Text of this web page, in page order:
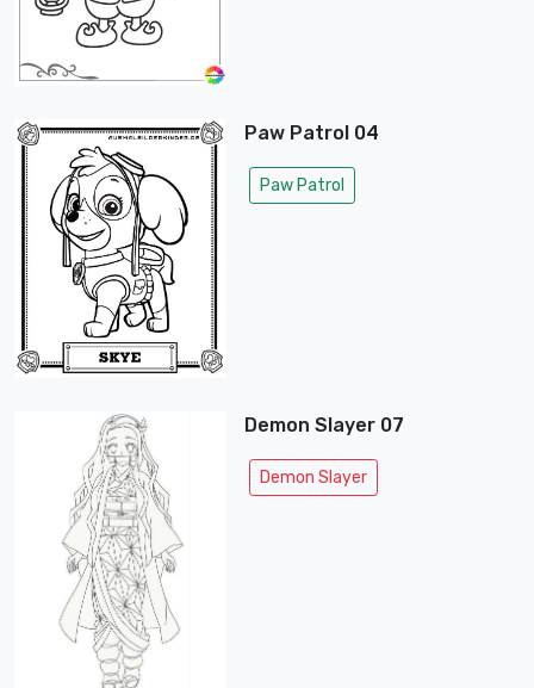
Paw Patrol 04
Paw Patrol
Demon Slayer 07
Demon Slayer